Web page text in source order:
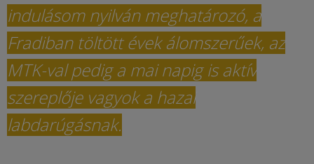
indulásom nyilván meghatározó, a
Fradiban töltött évek álomszerűek, az
MTK-val pedig a mai napig is aktív
szereplője vagyok a hazai
labdarúgásnak.